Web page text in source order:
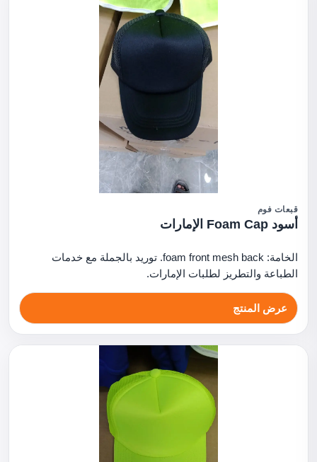
قبعات فوم
أسود Foam Cap الإمارات
الخامة: foam front mesh back. توريد بالجملة مع خدمات
الطباعة والتطريز لطلبات الإمارات.
عرض المنتج